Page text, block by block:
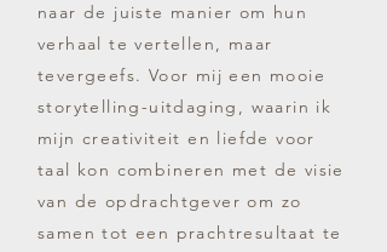
naar de juiste manier om hun
verhaal te vertellen, maar
tevergeefs. Voor mij een mooie
storytelling-uitdaging, waarin ik
mijn creativiteit en liefde voor
taal kon combineren met de visie
van de opdrachtgever om zo
samen tot een prachtresultaat te